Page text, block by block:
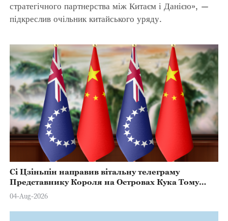
стратегічного партнерства між Китаєм і Данією», —
підкреслив очільник китайського уряду.
Сі Цзіньпін направив вітальну телеграму
Представнику Короля на Островах Кука Тому
Марстерсу з нагоди Дня Конституції
04-Aug-2026